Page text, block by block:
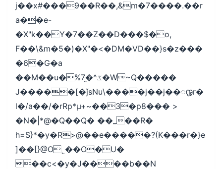
j��x#���9��R��,&m�7����.��r
a��e-
�X"k��Y�7��Z��D���$�o,
F��\&m�5�)�X"�<�DM�VD��}s�z���
�6�G�a
��M��u�%ػ^�̯7�W~Q�����
J�����[�ǰsNu\����j��j��ꢽr�
l�/a��/�rRp*µ+~��3�p8��� >
�N�|*@�Q��Q� ��_��R�
h=S}*�y�R>@��e�����?(K���r�}e
]��[}@O˾��O�U�
��c<�y�J����b��N